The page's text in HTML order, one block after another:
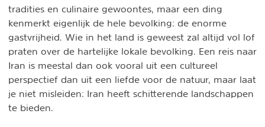
tradities en culinaire gewoontes, maar een ding
kenmerkt eigenlijk de hele bevolking: de enorme
gastvrijheid. Wie in het land is geweest zal altijd vol lof
praten over de hartelijke lokale bevolking. Een reis naar
Iran is meestal dan ook vooral uit een cultureel
perspectief dan uit een liefde voor de natuur, maar laat
je niet misleiden: Iran heeft schitterende landschappen
te bieden.